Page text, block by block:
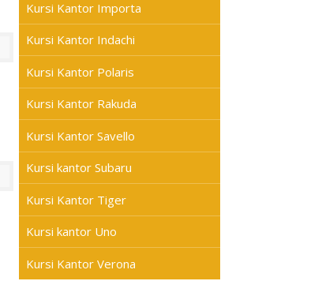
Kursi Kantor Importa
Kursi Kantor Indachi
Kursi Kantor Polaris
Kursi Kantor Rakuda
Kursi Kantor Savello
Kursi kantor Subaru
Kursi Kantor Tiger
Kursi kantor Uno
Kursi Kantor Verona